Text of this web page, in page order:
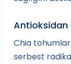
Antioksidan
Chia
serbest